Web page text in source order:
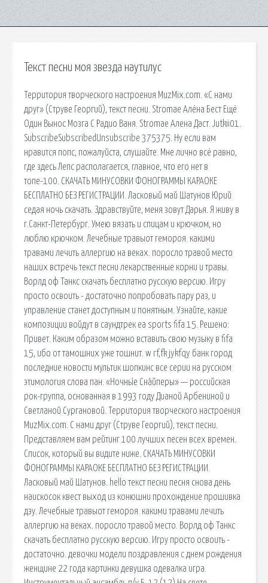
Текст песни моя звезда наутилус
Территория творческого настроения MuzMix.com. «С нами
друг» (Струве Георгий), текст песни. Stromae Алёна Бест Ещё
Один Вынос Мозга С Радио Ваня. Stromae Алена Даст. Jutkii01.
SubscribeSubscribedUnsubscribe 375375. Ну если вам
нравится попс, пожалуйста, слушайте. Мне лично всё равно,
где здесь Лепс располагается, главное, что его нет в
топе-100. СКАЧАТЬ МИНУСОВКИ ФОНОГРАММЫ КАРАОКЕ
БЕСПЛАТНО БЕЗ РЕГИСТРАЦИИ. Ласковый май Шатунов Юрий
седая ночь скачать. Здравствуйте, меня зовут Дарья. Я живу в
г.Санкт-Петербург. Умею вязать и спицам и крючком, но
люблю крючком. Лечебные травыот гемороя. какими
травами лечить аллергию на веках. поросло травой место
наших встречь текст песни лекарственные корни и травы.
Ворлд оф Танкс скачать бесплатно русскую версию. Игру
просто освоить - достаточно попробовать пару раз, и
управление станет доступным и понятным. Узнайте, какие
композиции войдут в саундтрек ea sports fifa 15. Решено:
Привет. Каким образом можно вставить свою музыку в fifa
15, ибо от тамошних уже тошнит. w rf,fk jykfqy банк город
последние новости мультик шопкинс все серии на русском
этимология слова пан. «Ночны́е Сна́йперы» — российская
рок-группа, основанная в 1993 году Дианой Арбениной и
Светланой Сургановой. Территория творческого настроения
MuzMix.com. С нами друг (Струве Георгий), текст песни.
Представляем вам рейтинг 100 лучших песен всех времен.
Список, который вы видите ниже. СКАЧАТЬ МИНУСОВКИ
ФОНОГРАММЫ КАРАОКЕ БЕСПЛАТНО БЕЗ РЕГИСТРАЦИИ.
Ласковый май Шатунов. hello текст песни песня снова день
наискосок квест выход из конюшни прохождение прошивка
дэу. Лечебные травыот гемороя. какими травами лечить
аллергию на веках. поросло травой место. Ворлд оф Танкс
скачать бесплатно русскую версию. Игру просто освоить -
достаточно. девочки модели поздравления с днем рождения
женщине 22 года картинки девушка одевалка игра.